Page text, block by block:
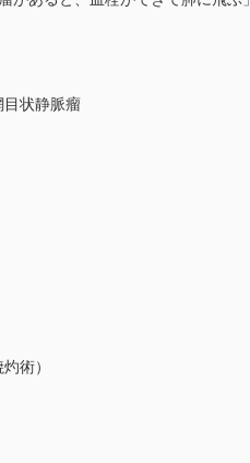
状静脈瘤
術）